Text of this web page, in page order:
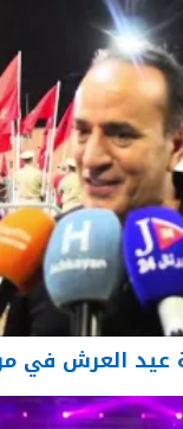
عيد العرش في